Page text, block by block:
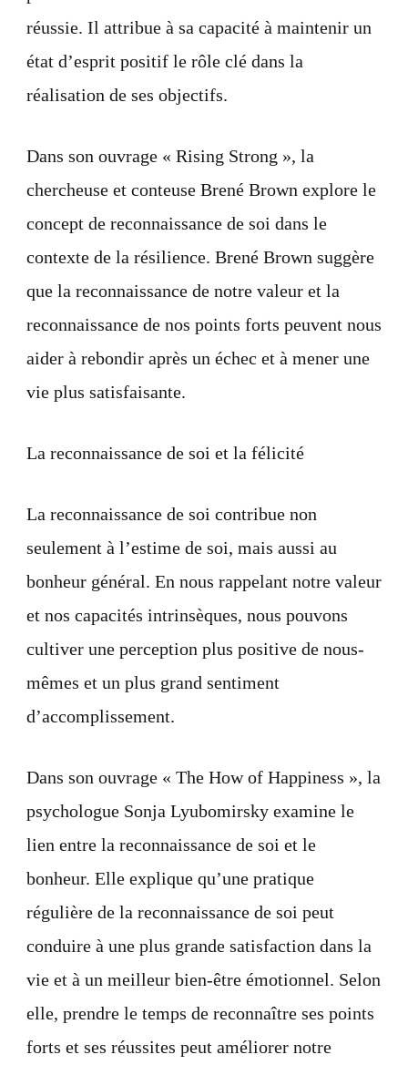
réussie. Il attribue à sa capacité à maintenir un
état d’esprit positif le rôle clé dans la
réalisation de ses objectifs.
Dans son ouvrage « Rising Strong », la
chercheuse et conteuse Brené Brown explore le
concept de reconnaissance de soi dans le
contexte de la résilience. Brené Brown suggère
que la reconnaissance de notre valeur et la
reconnaissance de nos points forts peuvent nous
aider à rebondir après un échec et à mener une
vie plus satisfaisante.
La reconnaissance de soi et la félicité
La reconnaissance de soi contribue non
seulement à l’estime de soi, mais aussi au
bonheur général. En nous rappelant notre valeur
et nos capacités intrinsèques, nous pouvons
cultiver une perception plus positive de nous-
mêmes et un plus grand sentiment
d’accomplissement.
Dans son ouvrage « The How of Happiness », la
psychologue Sonja Lyubomirsky examine le
lien entre la reconnaissance de soi et le
bonheur. Elle explique qu’une pratique
régulière de la reconnaissance de soi peut
conduire à une plus grande satisfaction dans la
vie et à un meilleur bien-être émotionnel. Selon
elle, prendre le temps de reconnaître ses points
forts et ses réussites peut améliorer notre